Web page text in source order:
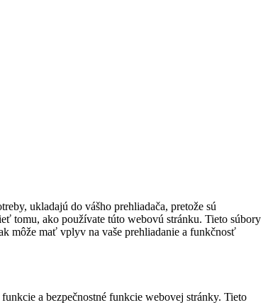
ukladajú do vášho prehliadača, pretože sú
tomu, ako používate túto webovú stránku. Tieto súbory
môže mať vplyv na vaše prehliadanie a funkčnosť
a bezpečnostné funkcie webovej stránky. Tieto